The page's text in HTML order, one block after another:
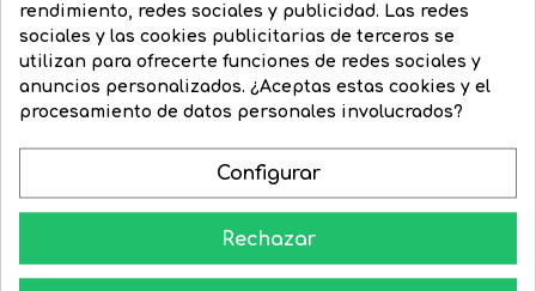
Aprende como darle a tu casa todo el esplendor en las noches
rendimiento, redes sociales y publicidad. Las redes
sociales y las cookies publicitarias de terceros se
utilizan para ofrecerte funciones de redes sociales y
anuncios personalizados. ¿Aceptas estas cookies y el
procesamiento de datos personales involucrados?
Configurar
Rechazar